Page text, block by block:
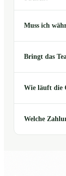
Muss ich
Bringt das
Wie läuft die
Welche